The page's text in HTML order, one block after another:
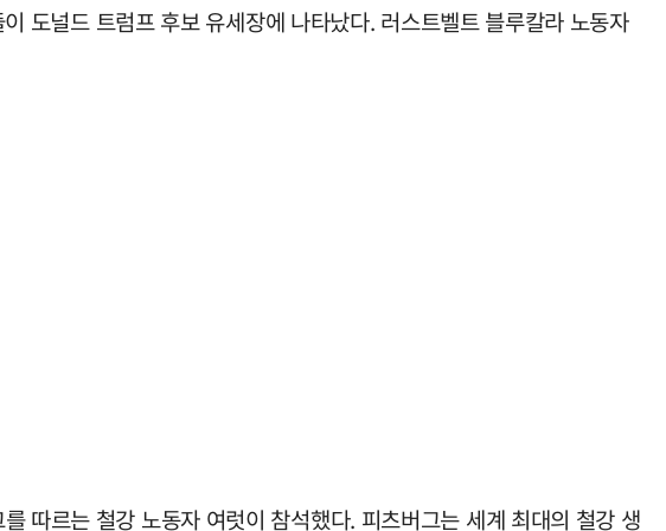
도널드 트럼프 후보 유세장에 나타났다. 러스트벨트 블루칼라 노동자
따르는 철강 노동자 여럿이 참석했다. 피츠버그는 세계 최대의 철강 생